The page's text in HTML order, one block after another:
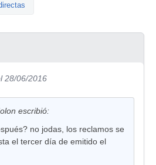
28/06/2016
escribió:
no jodas, los reclamos se
el tercer día de emitido el